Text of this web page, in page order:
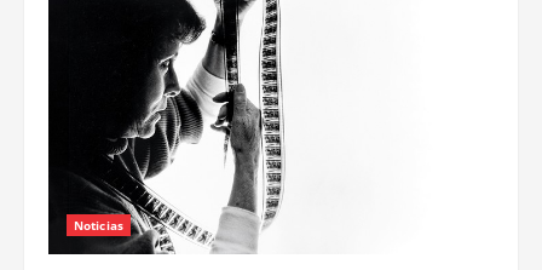
argentinas”
julio
con
funciones
gratuitas
Noticias